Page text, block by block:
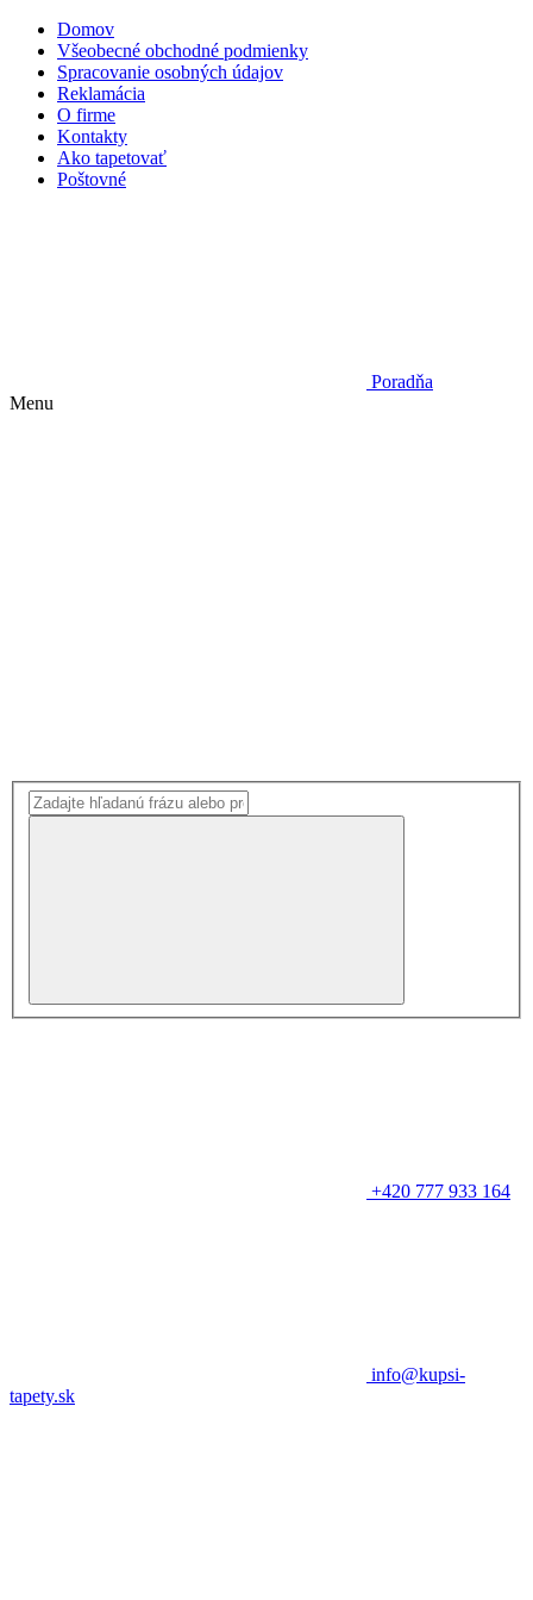
Domov
Všeobecné obchodné podmienky
Spracovanie osobných údajov
Reklamácia
O firme
Kontakty
Ako tapetovať
Poštovné
Poradňa
Menu
+420 777 933 164
info@kupsi-
tapety.sk